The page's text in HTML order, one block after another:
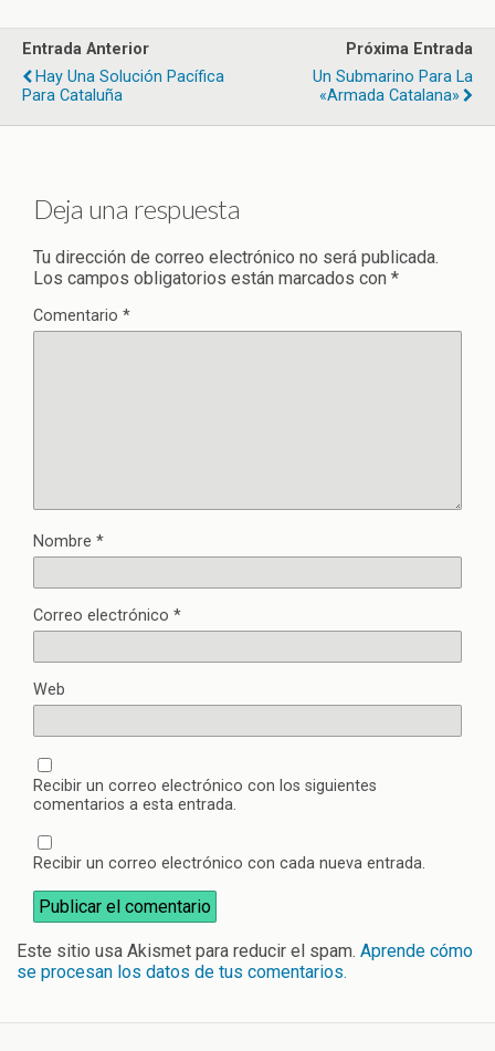
Entrada Anterior
Hay Una Solución Pacífica
Para Cataluña
Próxima Entrada
Un Submarino Para La
«armada Catalana»
Deja una respuesta
Tu dirección de correo electrónico no será publicada.
Los campos obligatorios están marcados con *
Comentario *
Nombre *
Correo electrónico *
Web
Recibir un correo electrónico con los siguientes
comentarios a esta entrada.
Recibir un correo electrónico con cada nueva entrada.
Este sitio usa Akismet para reducir el spam. Aprende cómo
se procesan los datos de tus comentarios.